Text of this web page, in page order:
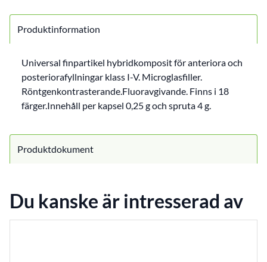
Produktinformation
Universal finpartikel hybridkomposit för anteriora och
posteriorafyllningar klass I-V. Microglasfiller.
Röntgenkontrasterande.Fluoravgivande. Finns i 18
färger.Innehåll per kapsel 0,25 g och spruta 4 g.
Produktdokument
Du kanske är intresserad av